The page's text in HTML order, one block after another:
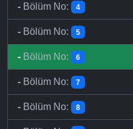
- Bölüm No: 4
- Bölüm No: 5
- Bölüm No: 6
- Bölüm No: 7
- Bölüm No: 8